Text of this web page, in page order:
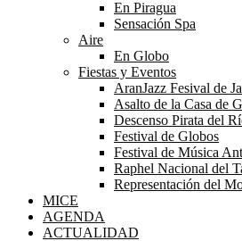
En Piragua
Sensación Spa
Aire
En Globo
Fiestas y Eventos
AranJazz Fesival de
Asalto de la Casa de
Descenso Pirata del
Festival de Globos
Festival de Música
Raphel Nacional del
Representación del
MICE
AGENDA
ACTUALIDAD